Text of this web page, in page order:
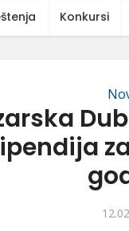
Konkursi